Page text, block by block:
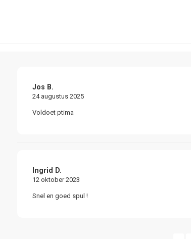
Jos B.
24 augustus 2025
Voldoet ptima
Ingrid D.
12 oktober 2023
Snel en goed spul !